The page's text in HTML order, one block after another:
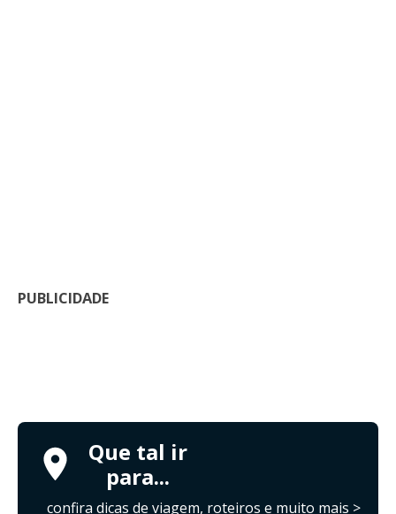
PUBLICIDADE
Que tal ir
para...
confira dicas de viagem, roteiros e muito mais >